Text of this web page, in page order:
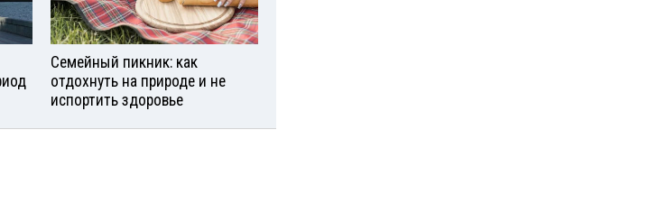
Семейный пикник: как
отдохнуть на природе и не
испортить здоровье